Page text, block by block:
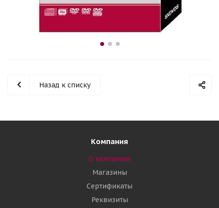
Назад к списку
Компания
О компании
Магазины
Сертификаты
Реквизиты